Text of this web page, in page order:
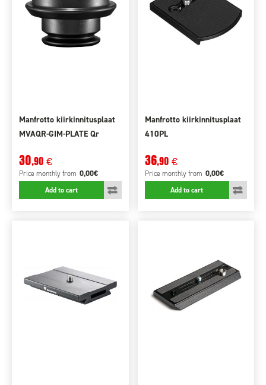
Manfrotto kiirkinnitusplaat
MVAQR-GIM-PLATE Qr
30,90 €
Price monthlyfrom 0,00€
Add to cart
Manfrotto kiirkinnitusplaat
410PL
36,90 €
Price monthly from 0,00€
Add to cart